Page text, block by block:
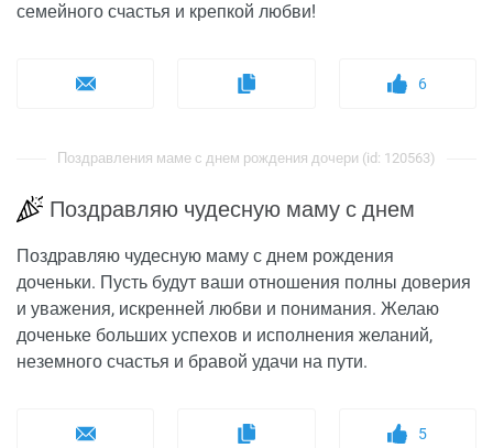
семейного счастья и крепкой любви!
6
Поздравления маме с днем рождения дочери (id: 120563)
Поздравляю чудесную маму с днем
Поздравляю чудесную маму с днем рождения
доченьки. Пусть будут ваши отношения полны доверия
и уважения, искренней любви и понимания. Желаю
доченьке больших успехов и исполнения желаний,
неземного счастья и бравой удачи на пути.
5